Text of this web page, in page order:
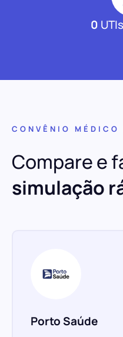
0
CONVÊNIO MÉDICO
Compare e
simulação
Porto Saúde